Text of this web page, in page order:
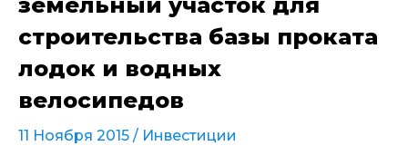
строительства базы проката
лодок и водных
велосипедов
11 Ноября 2015 / Инвестиции